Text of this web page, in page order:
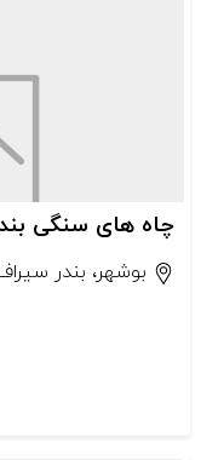
چاه های سنگی
بوشهر، بندر